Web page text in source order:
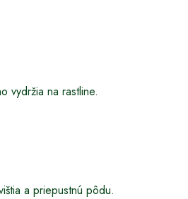
vydržia na rastline.
a priepustnú pôdu.